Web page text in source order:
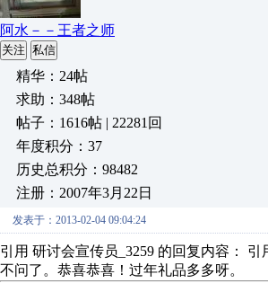
阿水－－王者之师
关注 私信
精华：24帖
求助：348帖
帖子：1616帖 | 22281回
年度积分：37
历史总积分：98482
注册：2007年3月22日
发表于：2013-02-04 09:04:24
引用 研讨会宣传员_3259 的回复内容：
不问了。恭喜恭喜！过年礼品多多呀。